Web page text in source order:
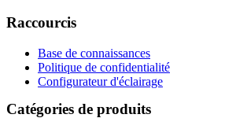
Raccourcis
Base de connaissances
Politique de confidentialité
Configurateur d'éclairage
Catégories de produits